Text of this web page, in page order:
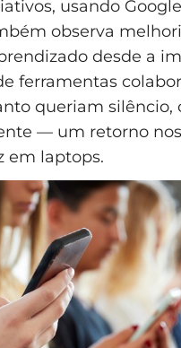
usando
observa
desde a
ferramentas
queriam silêncio,
— um retorno
em laptops.